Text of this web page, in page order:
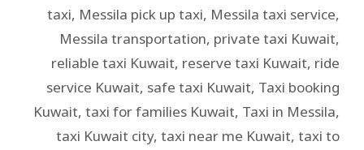
taxi, Messila pick up taxi, Messila taxi service,
Messila transportation, private taxi Kuwait,
reliable taxi Kuwait, reserve taxi Kuwait, ride
service Kuwait, safe taxi Kuwait, Taxi booking
Kuwait, taxi for families Kuwait, Taxi in Messila,
taxi Kuwait city, taxi near me Kuwait, taxi to